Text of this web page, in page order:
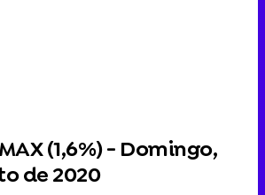
(1,6%) - Domingo,
de 2020